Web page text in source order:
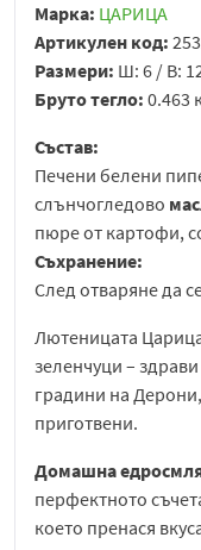
Марка: ЦАРИЦА
Артикулен код:
Размери: Ш: 6 / В:
Бруто тегло: 0.463
Състав:
Печени белени
слънчогледово
пюре от картофи,
Съхранение:
След отваряне да
Лютеницата
зеленчуци –
градини на
приготвени.
Домашна
перфектното
което пренася